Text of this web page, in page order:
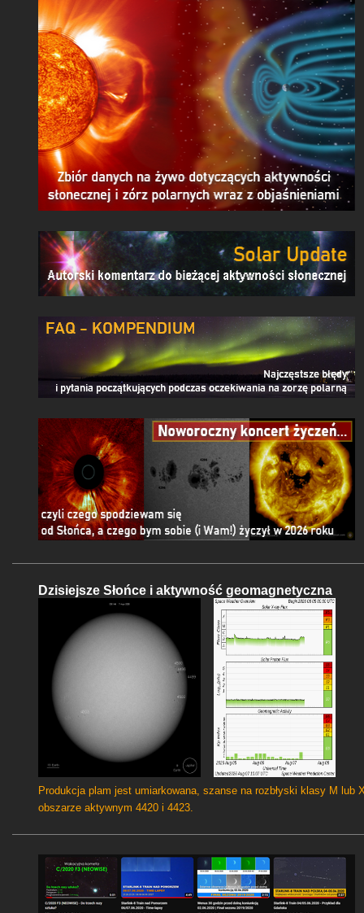
Dzisiejsze Słońce i aktywność geomagnetyczna
Produkcja plam jest umiarkowana, szanse na rozbłyski klasy M lub
obszarze aktywnym 4420 i 4423.